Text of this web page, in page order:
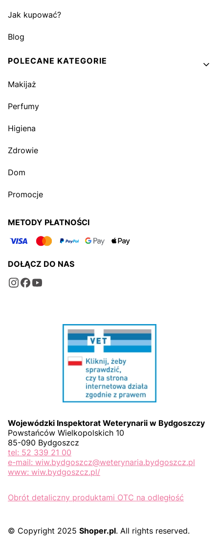
Jak kupować?
Blog
POLECANE KATEGORIE
Makijaż
Perfumy
Higiena
Zdrowie
Dom
Promocje
METODY PŁATNOŚCI
DOŁĄCZ DO NAS
Wojewódzki Inspektorat Weterynarii w Bydgoszczy
Powstańców Wielkopolskich 10
85-090 Bydgoszcz
tel: 52 339 21 00
e-mail: wiw.bydgoszcz@weterynaria.bydgoszcz.pl
www: wiw.bydgoszcz.pl/
Obrót detaliczny produktami OTC na odległość
© Copyright 2025 Shoper.pl. All rights reserved.